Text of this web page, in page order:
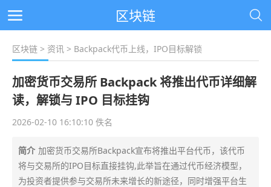
区块链
区块链 > 资讯 > Backpack代币上线，IPO目标解锁
加密货币交易所 Backpack 将推出代币详细解
读，解锁与 IPO 目标挂钩
2026-02-10 16:10:10 佚名
简介 加密货币交易所Backpack宣布将推出平台代币，该代币
将与交易所的IPO目标直接挂钩,此举旨在通过代币经济模型，
为投资者提供参与交易所未来增长的新途径，同时增强平台生